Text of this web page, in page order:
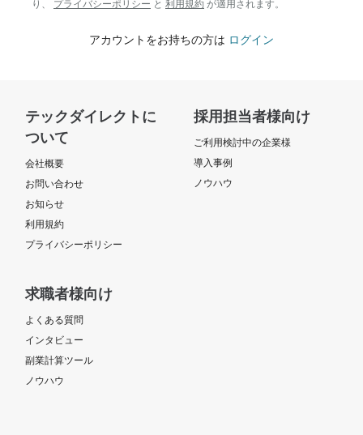
り、 プライバシーポリシー と 利用規約 が適用されます。
アカウントをお持ちの方は ログイン
テックダイレクトに
ついて
会社概要
お問い合わせ
お知らせ
利用規約
プライバシーポリシー
採用担当者様向け
ご利用検討中の企業様
導入事例
ノウハウ
求職者様向け
よくある質問
インタビュー
副業計算ツール
ノウハウ